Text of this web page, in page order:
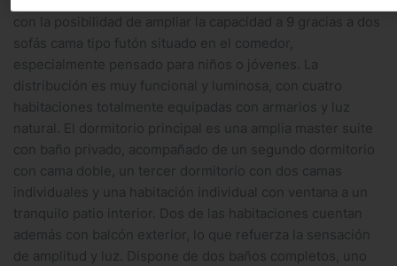
con la posibilidad de ampliar la capacidad a 9 gracias a dos
sofás cama tipo futón situado en el comedor,
especialmente pensado para niños o jóvenes. La
distribución es muy funcional y luminosa, con cuatro
habitaciones totalmente equipadas con armarios y luz
natural. El dormitorio principal es una amplia master suite
con baño privado, acompañado de un segundo dormitorio
con cama doble, un tercer dormitorio con dos camas
individuales y una habitación individual con ventana a un
tranquilo patio interior. Dos de las habitaciones cuentan
además con balcón exterior, lo que refuerza la sensación
de amplitud y luz. Dispone de dos baños completos, uno